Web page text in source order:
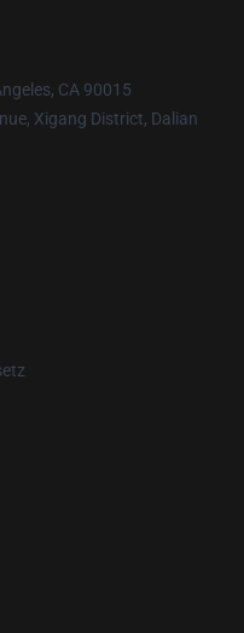
CA 90015
Xigang District, Dalian